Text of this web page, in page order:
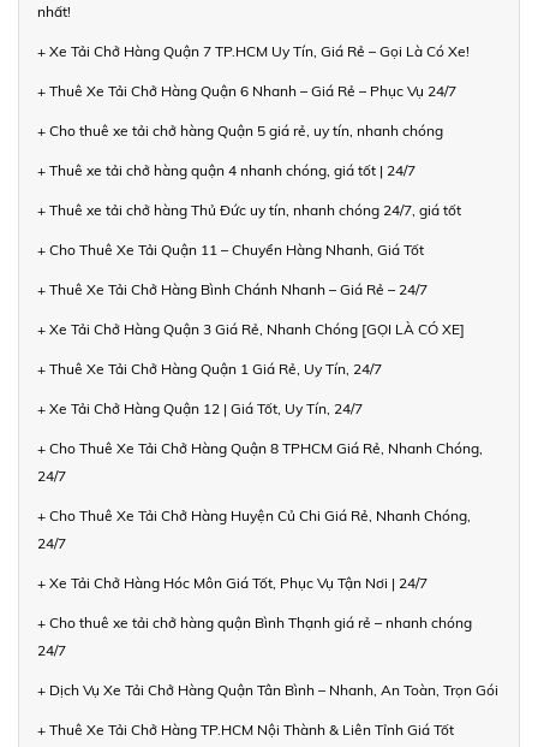
nhất!
+ Xe Tải Chở Hàng Quận 7 TP.HCM Uy Tín, Giá Rẻ – Gọi Là Có Xe!
+ Thuê Xe Tải Chở Hàng Quận 6 Nhanh – Giá Rẻ – Phục Vụ 24/7
+ Cho thuê xe tải chở hàng Quận 5 giá rẻ, uy tín, nhanh chóng
+ Thuê xe tải chở hàng quận 4 nhanh chóng, giá tốt | 24/7
+ Thuê xe tải chở hàng Thủ Đức uy tín, nhanh chóng 24/7, giá tốt
+ Cho Thuê Xe Tải Quận 11 – Chuyển Hàng Nhanh, Giá Tốt
+ Thuê Xe Tải Chở Hàng Bình Chánh Nhanh – Giá Rẻ – 24/7
+ Xe Tải Chở Hàng Quận 3 Giá Rẻ, Nhanh Chóng [GỌI LÀ CÓ XE]
+ Thuê Xe Tải Chở Hàng Quận 1 Giá Rẻ, Uy Tín, 24/7
+ Xe Tải Chở Hàng Quận 12 | Giá Tốt, Uy Tín, 24/7
+ Cho Thuê Xe Tải Chở Hàng Quận 8 TPHCM Giá Rẻ, Nhanh Chóng,
24/7
+ Cho Thuê Xe Tải Chở Hàng Huyện Củ Chi Giá Rẻ, Nhanh Chóng,
24/7
+ Xe Tải Chở Hàng Hóc Môn Giá Tốt, Phục Vụ Tận Nơi | 24/7
+ Cho thuê xe tải chở hàng quận Bình Thạnh giá rẻ – nhanh chóng
24/7
+ Dịch Vụ Xe Tải Chở Hàng Quận Tân Bình – Nhanh, An Toàn, Trọn Gói
+ Thuê Xe Tải Chở Hàng TP.HCM Nội Thành & Liên Tỉnh Giá Tốt